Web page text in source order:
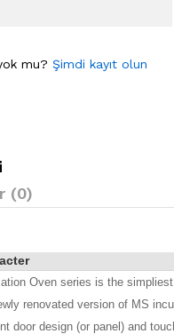
mu? Şimdi kayıt olun
(0)
Oven series is the
renovated version of MS
door design (or panel) and